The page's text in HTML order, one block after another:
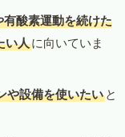
酸素運動を続けた
い人に向いていま
や設備を使いたい と